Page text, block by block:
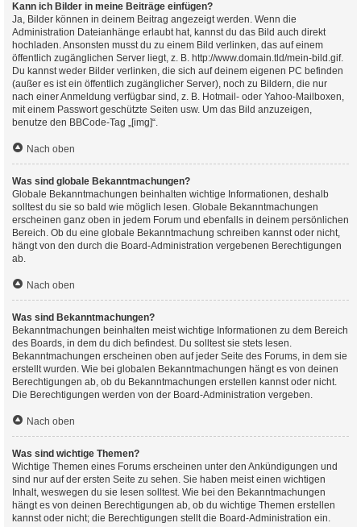
Kann ich Bilder in meine Beiträge einfügen?
Ja, Bilder können in deinem Beitrag angezeigt werden. Wenn die
Administration Dateianhänge erlaubt hat, kannst du das Bild auch direkt
hochladen. Ansonsten musst du zu einem Bild verlinken, das auf einem
öffentlich zugänglichen Server liegt, z. B. http://www.domain.tld/mein-bild.gif.
Du kannst weder Bilder verlinken, die sich auf deinem eigenen PC befinden
(außer es ist ein öffentlich zugänglicher Server), noch zu Bildern, die nur
nach einer Anmeldung verfügbar sind, z. B. Hotmail- oder Yahoo-Mailboxen,
mit einem Passwort geschützte Seiten usw. Um das Bild anzuzeigen,
benutze den BBCode-Tag „[img]“.
Nach oben
Was sind globale Bekanntmachungen?
Globale Bekanntmachungen beinhalten wichtige Informationen, deshalb
solltest du sie so bald wie möglich lesen. Globale Bekanntmachungen
erscheinen ganz oben in jedem Forum und ebenfalls in deinem persönlichen
Bereich. Ob du eine globale Bekanntmachung schreiben kannst oder nicht,
hängt von den durch die Board-Administration vergebenen Berechtigungen
ab.
Nach oben
Was sind Bekanntmachungen?
Bekanntmachungen beinhalten meist wichtige Informationen zu dem Bereich
des Boards, in dem du dich befindest. Du solltest sie stets lesen.
Bekanntmachungen erscheinen oben auf jeder Seite des Forums, in dem sie
erstellt wurden. Wie bei globalen Bekanntmachungen hängt es von deinen
Berechtigungen ab, ob du Bekanntmachungen erstellen kannst oder nicht.
Die Berechtigungen werden von der Board-Administration vergeben.
Nach oben
Was sind wichtige Themen?
Wichtige Themen eines Forums erscheinen unter den Ankündigungen und
sind nur auf der ersten Seite zu sehen. Sie haben meist einen wichtigen
Inhalt, weswegen du sie lesen solltest. Wie bei den Bekanntmachungen
hängt es von deinen Berechtigungen ab, ob du wichtige Themen erstellen
kannst oder nicht; die Berechtigungen stellt die Board-Administration ein.